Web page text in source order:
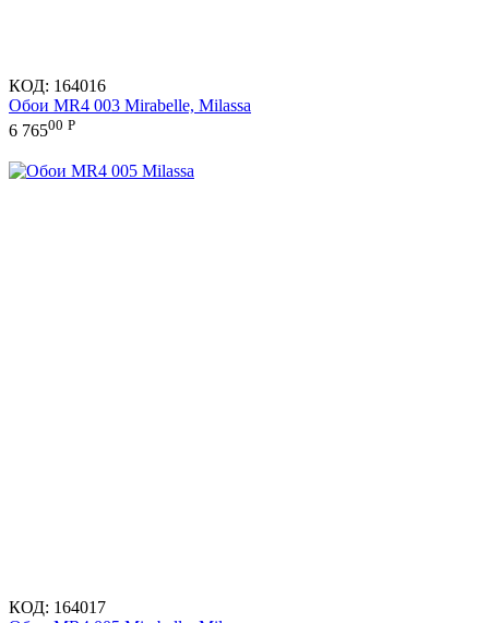
КОД: 164016
Обои MR4 003 Mirabelle, Milassa
6 76500 Р
КОД: 164017